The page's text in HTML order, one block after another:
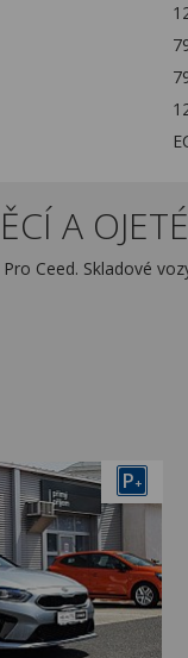
A
Ceed. Skladové
P+